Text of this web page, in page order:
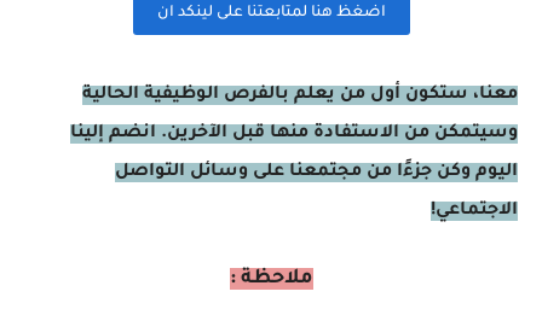
اضغظ هنا لمتابعتنا على لينكد ان
معنا، ستكون أول من يعلم بالفرص الوظيفية الحالية
وسيتمكن من الاستفادة منها قبل الآخرين. انضم إلينا
اليوم وكن جزءًا من مجتمعنا على وسائل التواصل
الاجتماعي!
ملاحظة :